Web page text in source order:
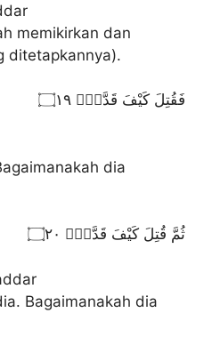
memikirkan dan
ditetapkannya).
فَقُتِلَ كَيْفَ قَدَّرَۙ ۝١٩
dia
ثُمَّ قُتِلَ كَيْفَ قَدَّرَۙ ۝٢٠
Bagaimanakah dia